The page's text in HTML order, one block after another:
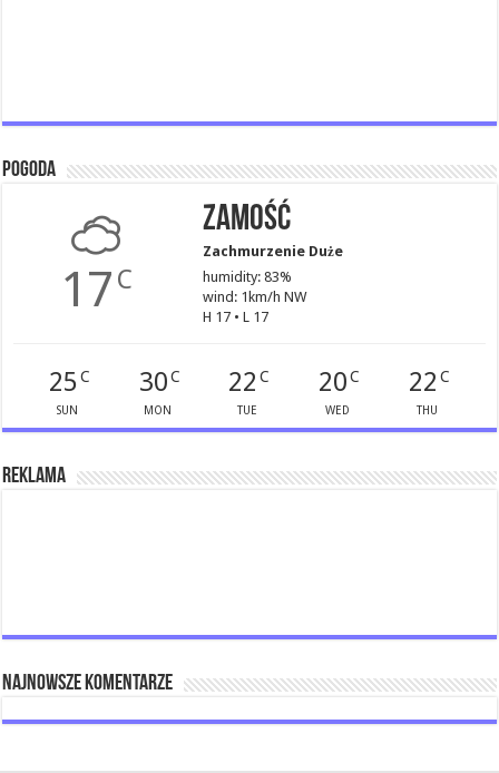
Pogoda
17 C
Zamość
Zachmurzenie Duże
humidity: 83%
wind: 1km/h NW
H 17 • L 17
25C
SUN
30C
MON
22 C
TUE
20C
WED
22 C
THU
Reklama
Najnowsze komentarze